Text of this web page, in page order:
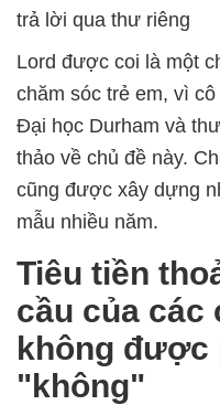
trả lời qua thư riêng
Lord được coi là một
chăm sóc trẻ em, vì
Đại học Durham và
thảo về chủ đề này.
cũng được xây dựng
mẫu nhiều năm.
Tiêu tiền
cầu của các
không được
"không"